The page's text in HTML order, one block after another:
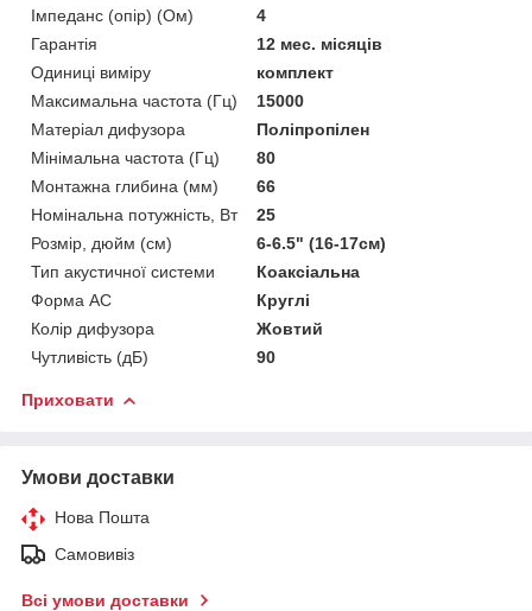
Імпеданс (опір) (Ом)
4
Гарантія
12 мес. місяців
Одиниці виміру
комплект
Максимальна частота (Гц)
15000
Матеріал дифузора
Поліпропілен
Мінімальна частота (Гц)
80
Монтажна глибина (мм)
66
Номінальна потужність, Вт
25
Розмір, дюйм (см)
6-6.5" (16-17см)
Тип акустичної системи
Коаксіальна
Форма АС
Круглі
Колір дифузора
Жовтий
Чутливість (дБ)
90
Приховати
Умови доставки
Нова Пошта
Самовивіз
Всі умови доставки